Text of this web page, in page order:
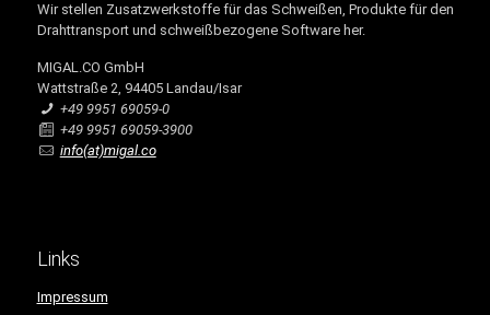
Wir stellen Zusatzwerkstoffe für das Schweißen, Produkte für den
Drahttransport und schweißbezogene Software her.
MIGAL.CO GmbH
Wattstraße 2, 94405 Landau/Isar
+49 9951 69059-0
+49 9951 69059-3900
info(at)migal.co
Links
Impressum